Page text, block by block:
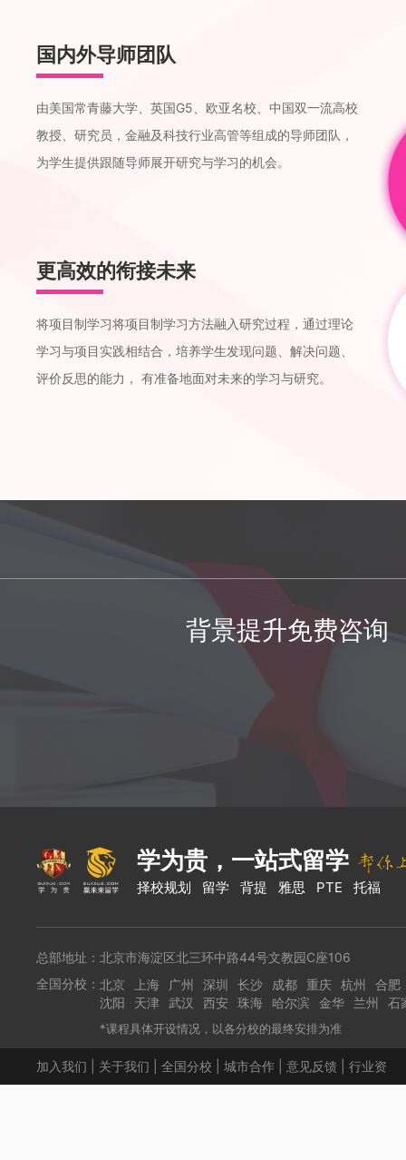
国内外导师团队
由美国常青藤大学、英国G5、欧亚名校、中国双一流高校
教授、研究员，金融及科技行业高管等组成的导师团队，
为学生提供跟随导师展开研究与学习的机会。
更高效的衔接未来
将项目制学习将项目制学习方法融入研究过程，通过理论
学习与项目实践相结合，培养学生发现问题、解决问题、
评价反思的能力， 有准备地面对未来的学习与研究。
背景提升免费咨询
学为贵，一站式留学
择校规划 留学 背提 雅思 PTE 托福
总部地址：北京市海淀区北三环中路44号文教园C座106
全国分校： 北京 上海 广州 深圳 长沙 成都 重庆 杭州
合肥
沈阳
天津 武汉 西安 珠海 哈尔滨 金华 兰州 石
*课程具体开设情况，以各分校的最终安排为准
加入我们 关于我们 全国分校 城市合作 意见反馈 行业资